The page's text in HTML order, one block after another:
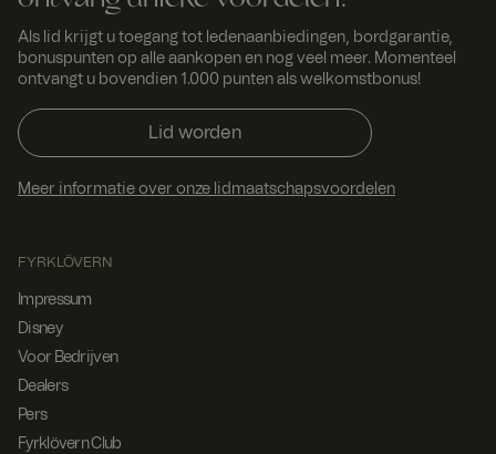
Als lid krijgt u toegang tot ledenaanbiedingen, bordgarantie,
bonuspunten op alle aankopen en nog veel meer. Momenteel
ontvangt u bovendien 1.000 punten als welkomstbonus!
Lid worden
Meer informatie over onze lidmaatschapsvoordelen
FYRKLÖVERN
Impressum
Disney
Voor Bedrijven
Dealers
Pers
Fyrklövern Club